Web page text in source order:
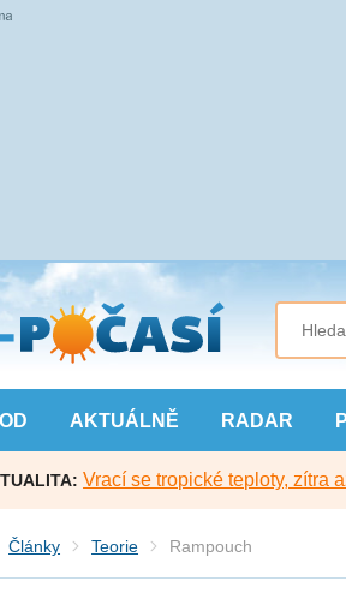
AKTUÁLNĚ RADAR
Vrací se tropické teploty, zítra
Články Teorie Rampouch